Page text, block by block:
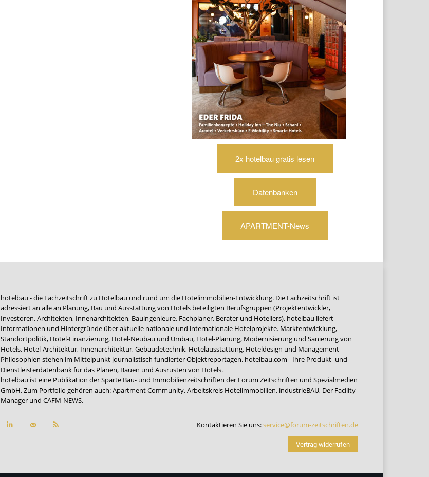
2x hotelbau gratis lesen
Datenbanken
APARTMENT-News
hotelbau - die Fachzeitschrift zu Hotelbau und rund um die Hotelimmobilien-Entwicklung. Die Fachzeitschrift ist
adressiert an alle an Planung, Bau und Ausstattung von Hotels beteiligten Berufsgruppen (Projektentwickler,
Investoren, Architekten, Innenarchitekten, Bauingenieure, Fachplaner, Berater und Hoteliers). hotelbau liefert
Informationen und Hintergründe über aktuelle nationale und internationale Hotelprojekte. Marktentwicklung,
Standortpolitik, Hotel-Finanzierung, Hotel-Neubau und Umbau, Hotel-Planung, Modernisierung und Sanierung von
Hotels, Hotel-Architektur, Innenarchitektur, Gebäudetechnik, Hotelausstattung, Hoteldesign und Management-
Philosophien stehen im Mittelpunkt journalistisch fundierter Objektreportagen. hotelbau.com - Ihre Produkt- und
Dienstleisterdatenbank für das Planen, Bauen und Ausrüsten von Hotels.
hotelbau ist eine Publikation der Sparte Bau- und Immobilienzeitschriften der Forum Zeitschriften und Spezialmedien
GmbH. Zum Portfolio gehören auch:Apartment Community,Arbeitskreis Hotelimmobilien, industrieBAU, Der Facility
Manager und CAFM-NEWS.
Kontaktieren Sie uns:service@forum-zeitschriften.de
Vertrag widerrufen